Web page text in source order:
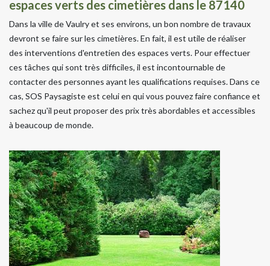
espaces verts des cimetières dans le 87140
Dans la ville de Vaulry et ses environs, un bon nombre de travaux
devront se faire sur les cimetières. En fait, il est utile de réaliser
des interventions d'entretien des espaces verts. Pour effectuer
ces tâches qui sont très difficiles, il est incontournable de
contacter des personnes ayant les qualifications requises. Dans ce
cas, SOS Paysagiste est celui en qui vous pouvez faire confiance et
sachez qu'il peut proposer des prix très abordables et accessibles
à beaucoup de monde.